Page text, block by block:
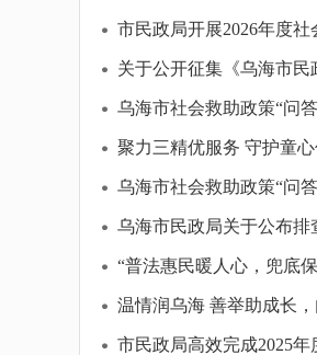
市民政局开展2026年度
关于公开征集《乌海市民
乌海市社会救助政策“问
聚力三精优服务 守护童
乌海市社会救助政策“问
乌海市民政局关于公布排
“普法惠民暖人心，兜底
温情润乌海 善举助成长
市民政局高效完成2025